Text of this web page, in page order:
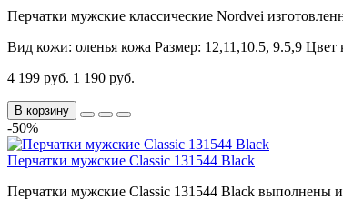
Перчатки мужские классические Nordvei
Вид кожи: оленья кожа Размер: 12,11,10.5, 9.5,9 Цвет
4 199 руб. 1 190 руб.
В корзину
-50%
Перчатки мужские Classic 131544 Black
Перчатки мужские Classic 131544 Black выполнены